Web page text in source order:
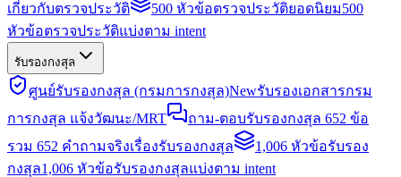
เกี่ยวกับตรวจประวัติ
500 หัวข้อตรวจประวัติยอดนิยม500
หัวข้อตรวจประวัติแบ่งตาม intent
รับรองกงสุล
ศูนย์รับรองกงสุล (กรมการกงสุล)Newรับรองเอกสารกรม
การกงสุล แจ้งวัฒนะ/MRT
ถาม-ตอบรับรองกงสุล 652 ข้อ
รวม 652 คำถามจริงเรื่องรับรองกงสุล
1,006 หัวข้อรับรอง
กงสุล1,006 หัวข้อรับรองกงสุลแบ่งตาม intent